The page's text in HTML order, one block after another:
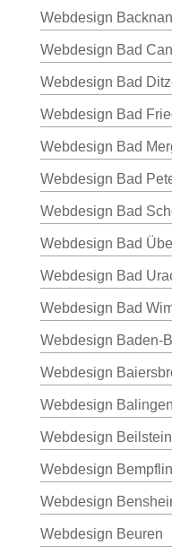
Webdesign
Webdesign Bad
Webdesign Bad
Webdesign Bad
Webdesign Bad
Webdesign Bad
Webdesign Bad
Webdesign Bad
Webdesign Bad
Webdesign Bad
Webdesign Baden-
Webdesign
Webdesign Balingen
Webdesign Beilstein
Webdesign
Webdesign
Webdesign Beuren